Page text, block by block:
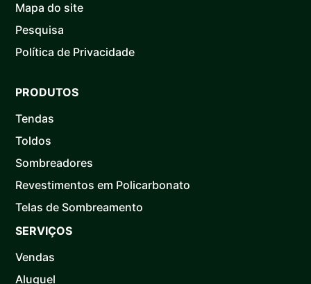
Mapa do site
Pesquisa
Política de Privacidade
PRODUTOS
Tendas
Toldos
Sombreadores
Revestimentos em Policarbonato
Telas de Sombreamento
SERVIÇOS
Vendas
Aluguel